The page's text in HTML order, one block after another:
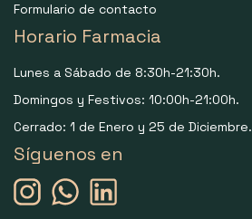
Formulario de contacto
Horario Farmacia
Lunes a Sábado de 8:30h-21:30h.
Domingos y Festivos: 10:00h-21:00h.
Cerrado: 1 de Enero y 25 de Diciembre.
Síguenos en